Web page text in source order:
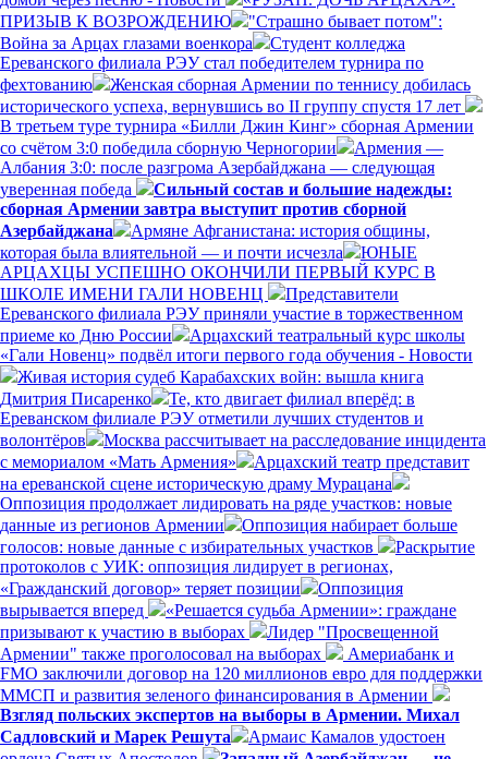
ПРИЗЫВ К ВОЗРОЖДЕНИЮ
"Страшно бывает потом":
Война за Арцах глазами военкора
Студент колледжа
Ереванского филиала РЭУ стал победителем турнира по
фехтованию
Женская сборная Армении по теннису добилась
исторического успеха, вернувшись во II группу спустя 17 лет
В третьем туре турнира «Билли Джин Кинг» сборная Армении
со счётом 3:0 победила сборную Черногории
Армения —
Албания 3:0: после разгрома Азербайджана — следующая
уверенная победа
Сильный состав и большие надежды:
сборная Армении завтра выступит против сборной
Азербайджана
Армяне Афганистана: история общины,
которая была влиятельной — и почти исчезла
ЮНЫЕ
АРЦАХЦЫ УСПЕШНО ОКОНЧИЛИ ПЕРВЫЙ КУРС В
ШКОЛЕ ИМЕНИ ГАЛИ НОВЕНЦ
Представители
Ереванского филиала РЭУ приняли участие в торжественном
приеме ко Дню России
Арцахский театральный курс школы
«Гали Новенц» подвёл итоги первого года обучения - Новости
Живая история судеб Карабахских войн: вышла книга
Дмитрия Писаренко
Те, кто двигает филиал вперёд: в
Ереванском филиале РЭУ отметили лучших студентов и
волонтёров
Москва рассчитывает на расследование инцидента
с мемориалом «Мать Армения»
Арцахский театр представит
на ереванской сцене историческую драму Мурацана
Оппозиция продолжает лидировать на ряде участков: новые
данные из регионов Армении
Оппозиция набирает больше
голосов: новые данные с избирательных участков
Раскрытие
протоколов с УИК: оппозиция лидирует в регионах,
«Гражданский договор» теряет позиции
Оппозиция
вырывается вперед
«Решается судьба Армении»: граждане
призывают к участию в выборах
Лидер "Просвещенной
Армении" также проголосовал на выборах
Америабанк и
FMO заключили договор на 120 миллионов евро для поддержки
ММСП и развития зеленого финансирования в Армении
Взгляд польских экспертов на выборы в Армении. Михал
Садловский и Марек Решута
Армаис Камалов удостоен